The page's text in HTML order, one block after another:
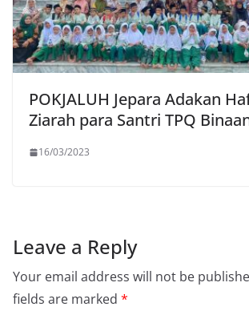
POKJALUH Jepara Adakan
Ziarah para Santri TPQ
16/03/2023
Leave a Reply
Your email address will not be
fields are marked *